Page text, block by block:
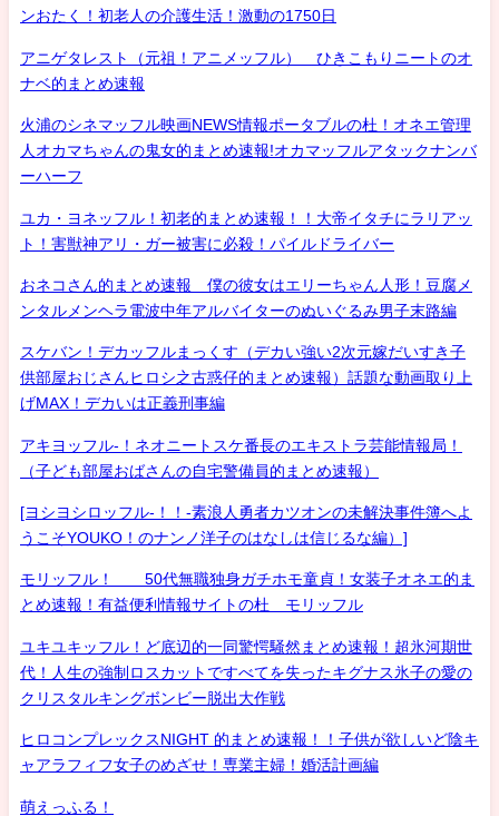
ンおたく！初老人の介護生活！激動の1750日
アニゲタレスト（元祖！アニメッフル） ひきこもりニートのオ
ナベ的まとめ速報
火浦のシネマッフル映画NEWS情報ポータブルの杜！オネエ管理
人オカマちゃんの鬼女的まとめ速報!オカマッフルアタックナンバ
ーハーフ
ユカ・ヨネッフル！初老的まとめ速報！！大帝イタチにラリアッ
ト！害獣神アリ・ガー被害に必殺！パイルドライバー
おネコさん的まとめ速報 僕の彼女はエリーちゃん人形！豆腐メ
ンタルメンヘラ電波中年アルバイターのぬいぐるみ男子末路編
スケバン！デカッフルまっくす（デカい強い2次元嫁だいすき子
供部屋おじさんヒロシ之古惑仔的まとめ速報）話題な動画取り上
げMAX！デカいは正義刑事編
アキヨッフル-！ネオニートスケ番長のエキストラ芸能情報局！
（子ども部屋おばさんの自宅警備員的まとめ速報）
[ヨシヨシロッフル-！！-素浪人勇者カツオンの未解決事件簿へよ
うこそYOUKO！のナンノ洋子のはなしは信じるな編）]
モリッフル！ 50代無職独身ガチホモ童貞！女装子オネエ的ま
とめ速報！有益便利情報サイトの杜 モリッフル
ユキユキッフル！ど底辺的一同驚愕騒然まとめ速報！超氷河期世
代！人生の強制ロスカットですべてを失ったキグナス氷子の愛の
クリスタルキングボンビー脱出大作戦
ヒロコンプレックスNIGHT 的まとめ速報！！子供が欲しいど陰キ
ャアラフィフ女子のめざせ！専業主婦！婚活計画編
萌えっふる！